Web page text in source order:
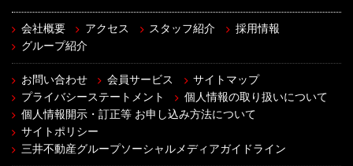
会社概要 アクセス スタッフ紹介
採用情報
グループ紹介
お問い合わせ 会員サービス
サイトマップ
プライバシーステートメント
個人情報の取り扱いについて
個人情報開示・訂正等 お申し込み方法について
サイトポリシー
三井不動産グループソーシャルメディアガイドライン